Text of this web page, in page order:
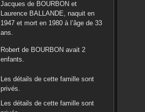
Jacques de BOURBON et
LaurenceBALLANDE, naquit en
1947et mort en 1980à l’âge de 33
ans.
Robertde BOURBON avait 2
enfants.
Les détails de cette famille sont
privés.
Les détails de cette famille sont